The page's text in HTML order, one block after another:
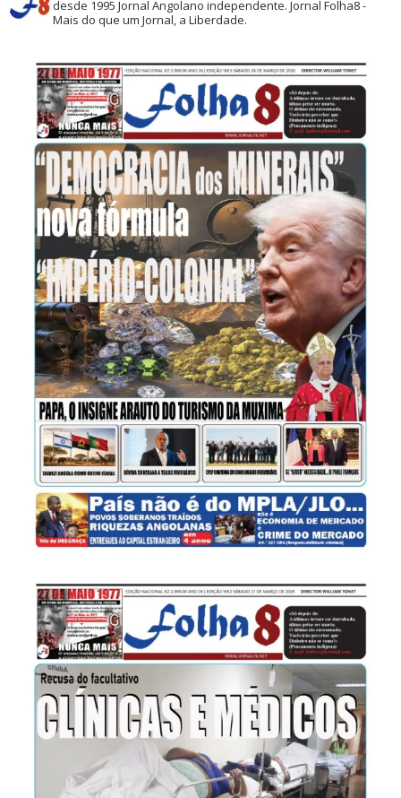
desde 1995 Jornal Angolano independente.Jornal Folha8 -
Mais do que um Jornal, a Liberdade.